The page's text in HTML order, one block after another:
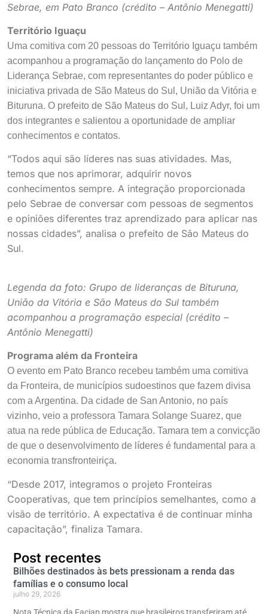
Sebrae, em Pato Branco (crédito – Antônio Menegatti)
Território Iguaçu
Uma comitiva com 20 pessoas do Território Iguaçu também
acompanhou a programação do lançamento do Polo de
Liderança Sebrae, com representantes do poder público e
iniciativa privada de São Mateus do Sul, União da Vitória e
Bituruna. O prefeito de São Mateus do Sul, Luiz Adyr, foi um
dos integrantes e salientou a oportunidade de ampliar
conhecimentos e contatos.
“Todos aqui são líderes nas suas atividades. Mas,
temos que nos aprimorar, adquirir novos
conhecimentos sempre. A integração proporcionada
pelo Sebrae de conversar com pessoas de segmentos
e opiniões diferentes traz aprendizado para aplicar nas
nossas cidades”, analisa o prefeito de São Mateus do
Sul.
Legenda da foto: Grupo de lideranças de Bituruna,
União da Vitória e São Mateus do Sul também
acompanhou a programação especial (crédito –
Antônio Menegatti)
Programa além da Fronteira
O evento em Pato Branco recebeu também uma comitiva
da Fronteira, de municípios sudoestinos que fazem divisa
com a Argentina. Da cidade de San Antonio, no país
vizinho, veio a professora Tamara Solange Suarez, que
atua na rede pública de Educação. Tamara tem a convicção
de que o desenvolvimento de líderes é fundamental para a
economia transfronteiriça.
“Desde 2017, integramos o projeto Fronteiras
Cooperativas, que tem princípios semelhantes, como a
visão de território. A expectativa é de continuar minha
capacitação”, finaliza Tamara.
Post recentes
Bilhões destinados às bets pressionam a renda das
famílias e o consumo local
julho 29, 2026